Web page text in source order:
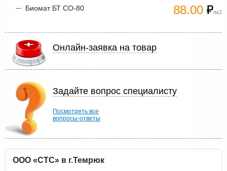
88.00 /м2
Биомат БТ СО-80
Онлайн-заявка на товар
Задайте вопрос специалисту
Посмотреть все
вопросы-ответы
ООО «СТС» в г.Темрюк